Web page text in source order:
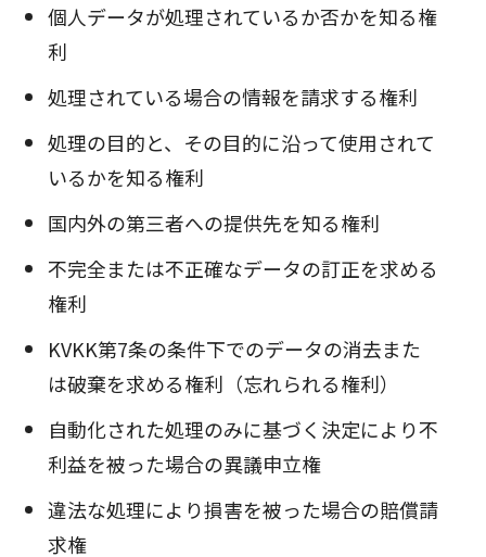
個人データが処理されているか否かを知る権
利
処理されている場合の情報を請求する権利
処理の目的と、その目的に沿って使用されて
いるかを知る権利
国内外の第三者への提供先を知る権利
不完全または不正確なデータの訂正を求める
権利
KVKK第7条の条件下でのデータの消去また
は破棄を求める権利（忘れられる権利）
自動化された処理のみに基づく決定により不
利益を被った場合の異議申立権
違法な処理により損害を被った場合の賠償請
求権